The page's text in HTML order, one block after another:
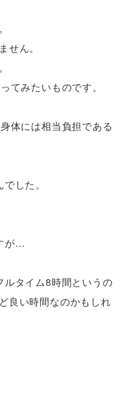
ん。
てみたいものです。
体には相当負担である
した。
が…
タイム8時間というの
良い時間なのかもしれ